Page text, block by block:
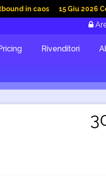
15 Giu 2026 Cold
Rivenditori